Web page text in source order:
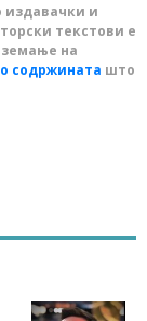
издавачки и
текстови е
на
содржината што